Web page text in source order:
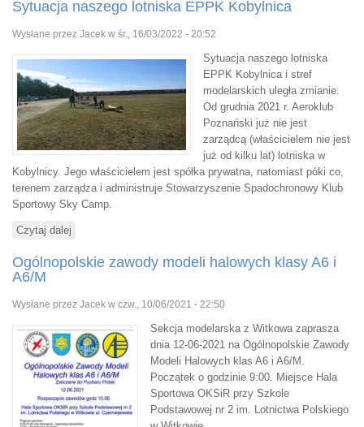
Sytuacja naszego lotniska EPPK Kobylnica
Wysłane przez Jacek w śr., 16/03/2022 - 20:52
Sytuacja naszego lotniska
EPPK Kobylnica i stref
modelarskich uległa zmianie.
Od grudnia 2021 r. Aeroklub
Poznański już nie jest
zarządcą (właścicielem nie jest
już od kilku lat) lotniska w
Kobylnicy. Jego właścicielem jest spółka prywatna, natomiast póki co,
terenem zarządza i administruje Stowarzyszenie Spadochronowy Klub
Sportowy Sky Camp.
Czytaj dalej
Ogólnopolskie zawody modeli halowych klasy A6 i
A6/M
Wysłane przez Jacek w czw., 10/06/2021 - 22:50
Sekcja modelarska z Witkowa zaprasza
dnia 12-06-2021 na Ogólnopolskie Zawody
Modeli Halowych klas A6 i A6/M.
Początek o godzinie 9:00. Miejsce Hala
Sportowa OKSiR przy Szkole
Podstawowej nr 2 im. Lotnictwa Polskiego